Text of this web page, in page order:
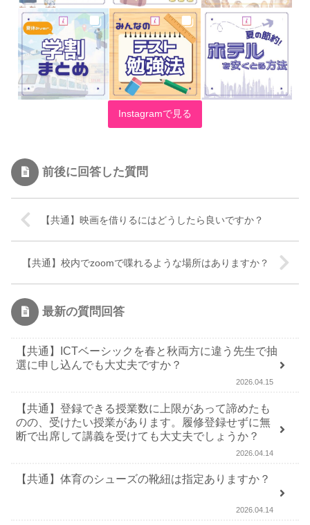
Instagramで見る
前後に回答した質問
【共通】映画を借りるにはどうしたら良いですか？
【共通】校内でzoomで喋れるような場所はありますか？
最新の質問回答
【共通】ICTベーシックを春と秋両方に違う先生で抽
選に申し込んでも大丈夫ですか？
2026.04.15
【共通】登録できる授業数に上限があって諦めたも
のの、受けたい授業があります。履修登録せずに無
断で出席して講義を受けても大丈夫でしょうか？
2026.04.14
【共通】体育のシューズの靴紐は指定ありますか？
2026.04.14